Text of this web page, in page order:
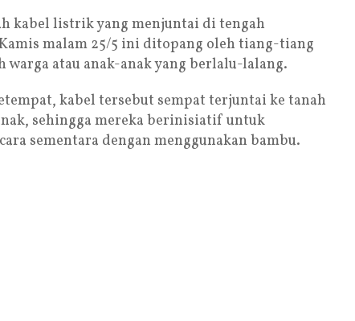
kabel listrik yang menjuntai di tengah
malam 25/5 ini ditopang oleh tiang-tiang
atau anak-anak yang berlalu-lalang.
kabel tersebut sempat terjuntai ke tanah
sehingga mereka berinisiatif untuk
sementara dengan menggunakan bambu.